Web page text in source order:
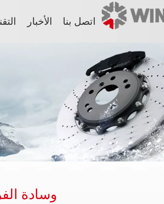
اتصل بنا الأخبار
وسادة